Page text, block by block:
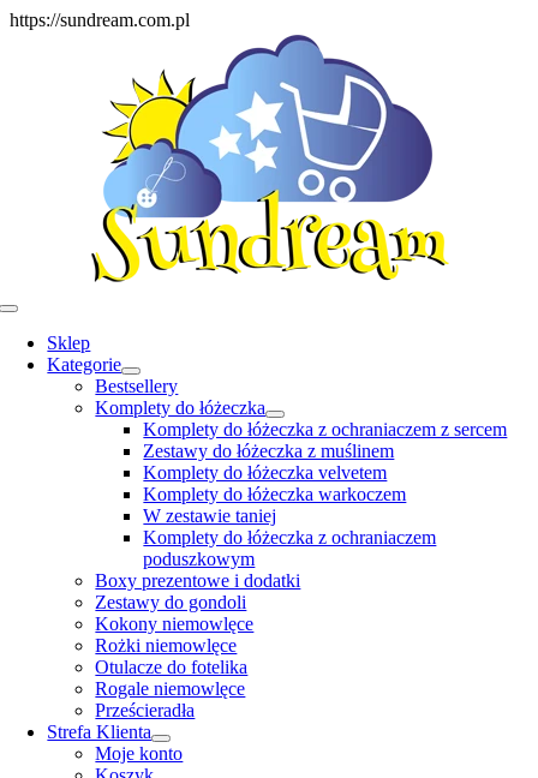
https://sundream.com.pl
content
Toggle
Navigation
Sklep
Kategorie
Bestsellery
Komplety do łóżeczka
Komplety do łóżeczka z ochraniaczem z sercem
Zestawy do łóżeczka z muślinem
Komplety do łóżeczka velvetem
Komplety do łóżeczka warkoczem
W zestawie taniej
Komplety do łóżeczka z ochraniaczem
poduszkowym
Boxy prezentowe i dodatki
Zestawy do gondoli
Kokony niemowlęce
Rożki niemowlęce
Otulacze do fotelika
Rogale niemowlęce
Prześcieradła
Strefa Klienta
Moje konto